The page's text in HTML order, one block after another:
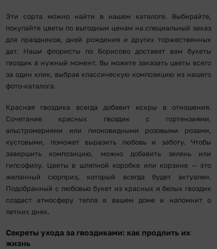
Эти сорта можно найти в нашем каталоге. Выбирайте,
покупайте цветы по выгодным ценам на специальный заказ
для праздников, дней рождения и других торжественных
дат. Наши флористы по Борисово доставят вам букеты
гвоздик в нужный момент. Вы можете заказать цветы всего
за один клик, выбрав классическую композицию из нашего
фото-каталога.
Красная гвоздика всегда добавит искры в отношения.
Сочетание красных гвоздик с гортензиями,
альстромериями или пионовидными розовыми розами,
кустовыми, поможет выразить любовь и заботу. Чтобы
завершить композицию, можно добавить зелень или
гипсофилу. Цветы в шляпной коробке или корзине — это
желанный сюрприз, который всегда будет актуален.
Подобранный с любовью букет из красных и белых гвоздик
создаст атмосферу тепла в вашем доме и напомнит о
летних днях.
Секреты ухода за гвоздиками: как продлить их
жизнь